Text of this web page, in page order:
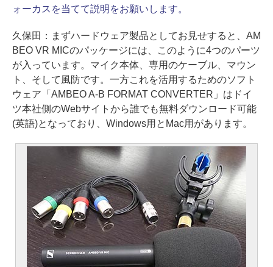
ォーカスを当てて説明をお願いします。
久保田： まずハードウェア製品としてお見せすると、AM
BEO VR MICのパッケージには、このように4つのパーツ
が入っています。マイク本体、専用のケーブル、マウン
ト、そして風防です。一方これを活用するためのソフト
ウェア「AMBEO A-B FORMAT CONVERTER」はドイ
ツ本社側のWebサイトから誰でも無料ダウンロード可能
(英語)となっており、Windows用とMac用があります。